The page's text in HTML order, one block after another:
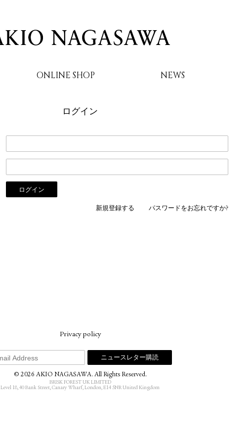
ONLINE SHOP NEWS
ログイン
新規登録する パスワードをお忘れですか?
Privacy policy
© 2026 AKIO NAGASAWA. All Rights Reserved.
BRISK FOREST UK LIMITED
Level 18, 40 Bank Street, Canary Wharf, London, E14 5NR United Kingdom